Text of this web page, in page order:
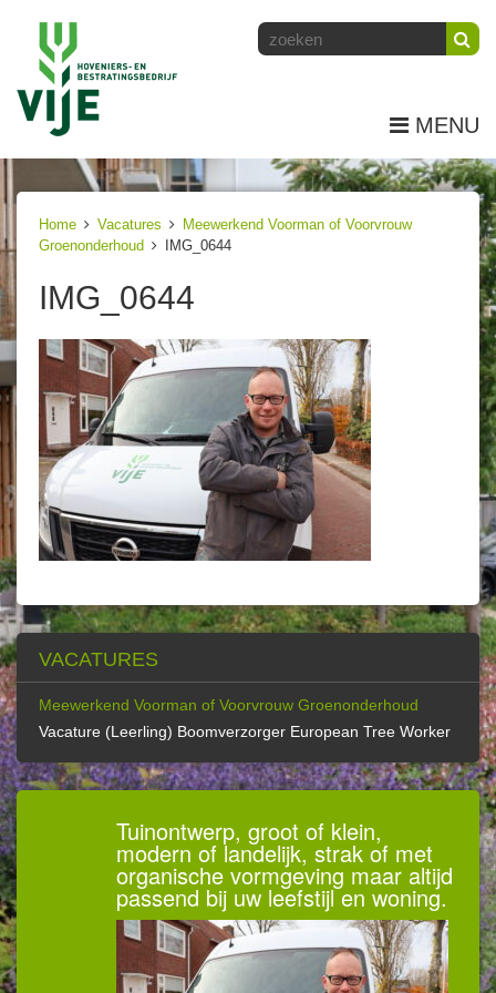
MENU
Home Vacatures
Meewerkend Voorman of Voorvrouw
Groenonderhoud
IMG_0644
IMG_0644
VACATURES
Meewerkend Voorman of Voorvrouw Groenonderhoud
Vacature (Leerling) Boomverzorger European Tree Worker
Tuinontwerp, groot of klein,
modern of landelijk, strak of met
organische vormgeving maar altijd
passend bij uw leefstijl en woning.